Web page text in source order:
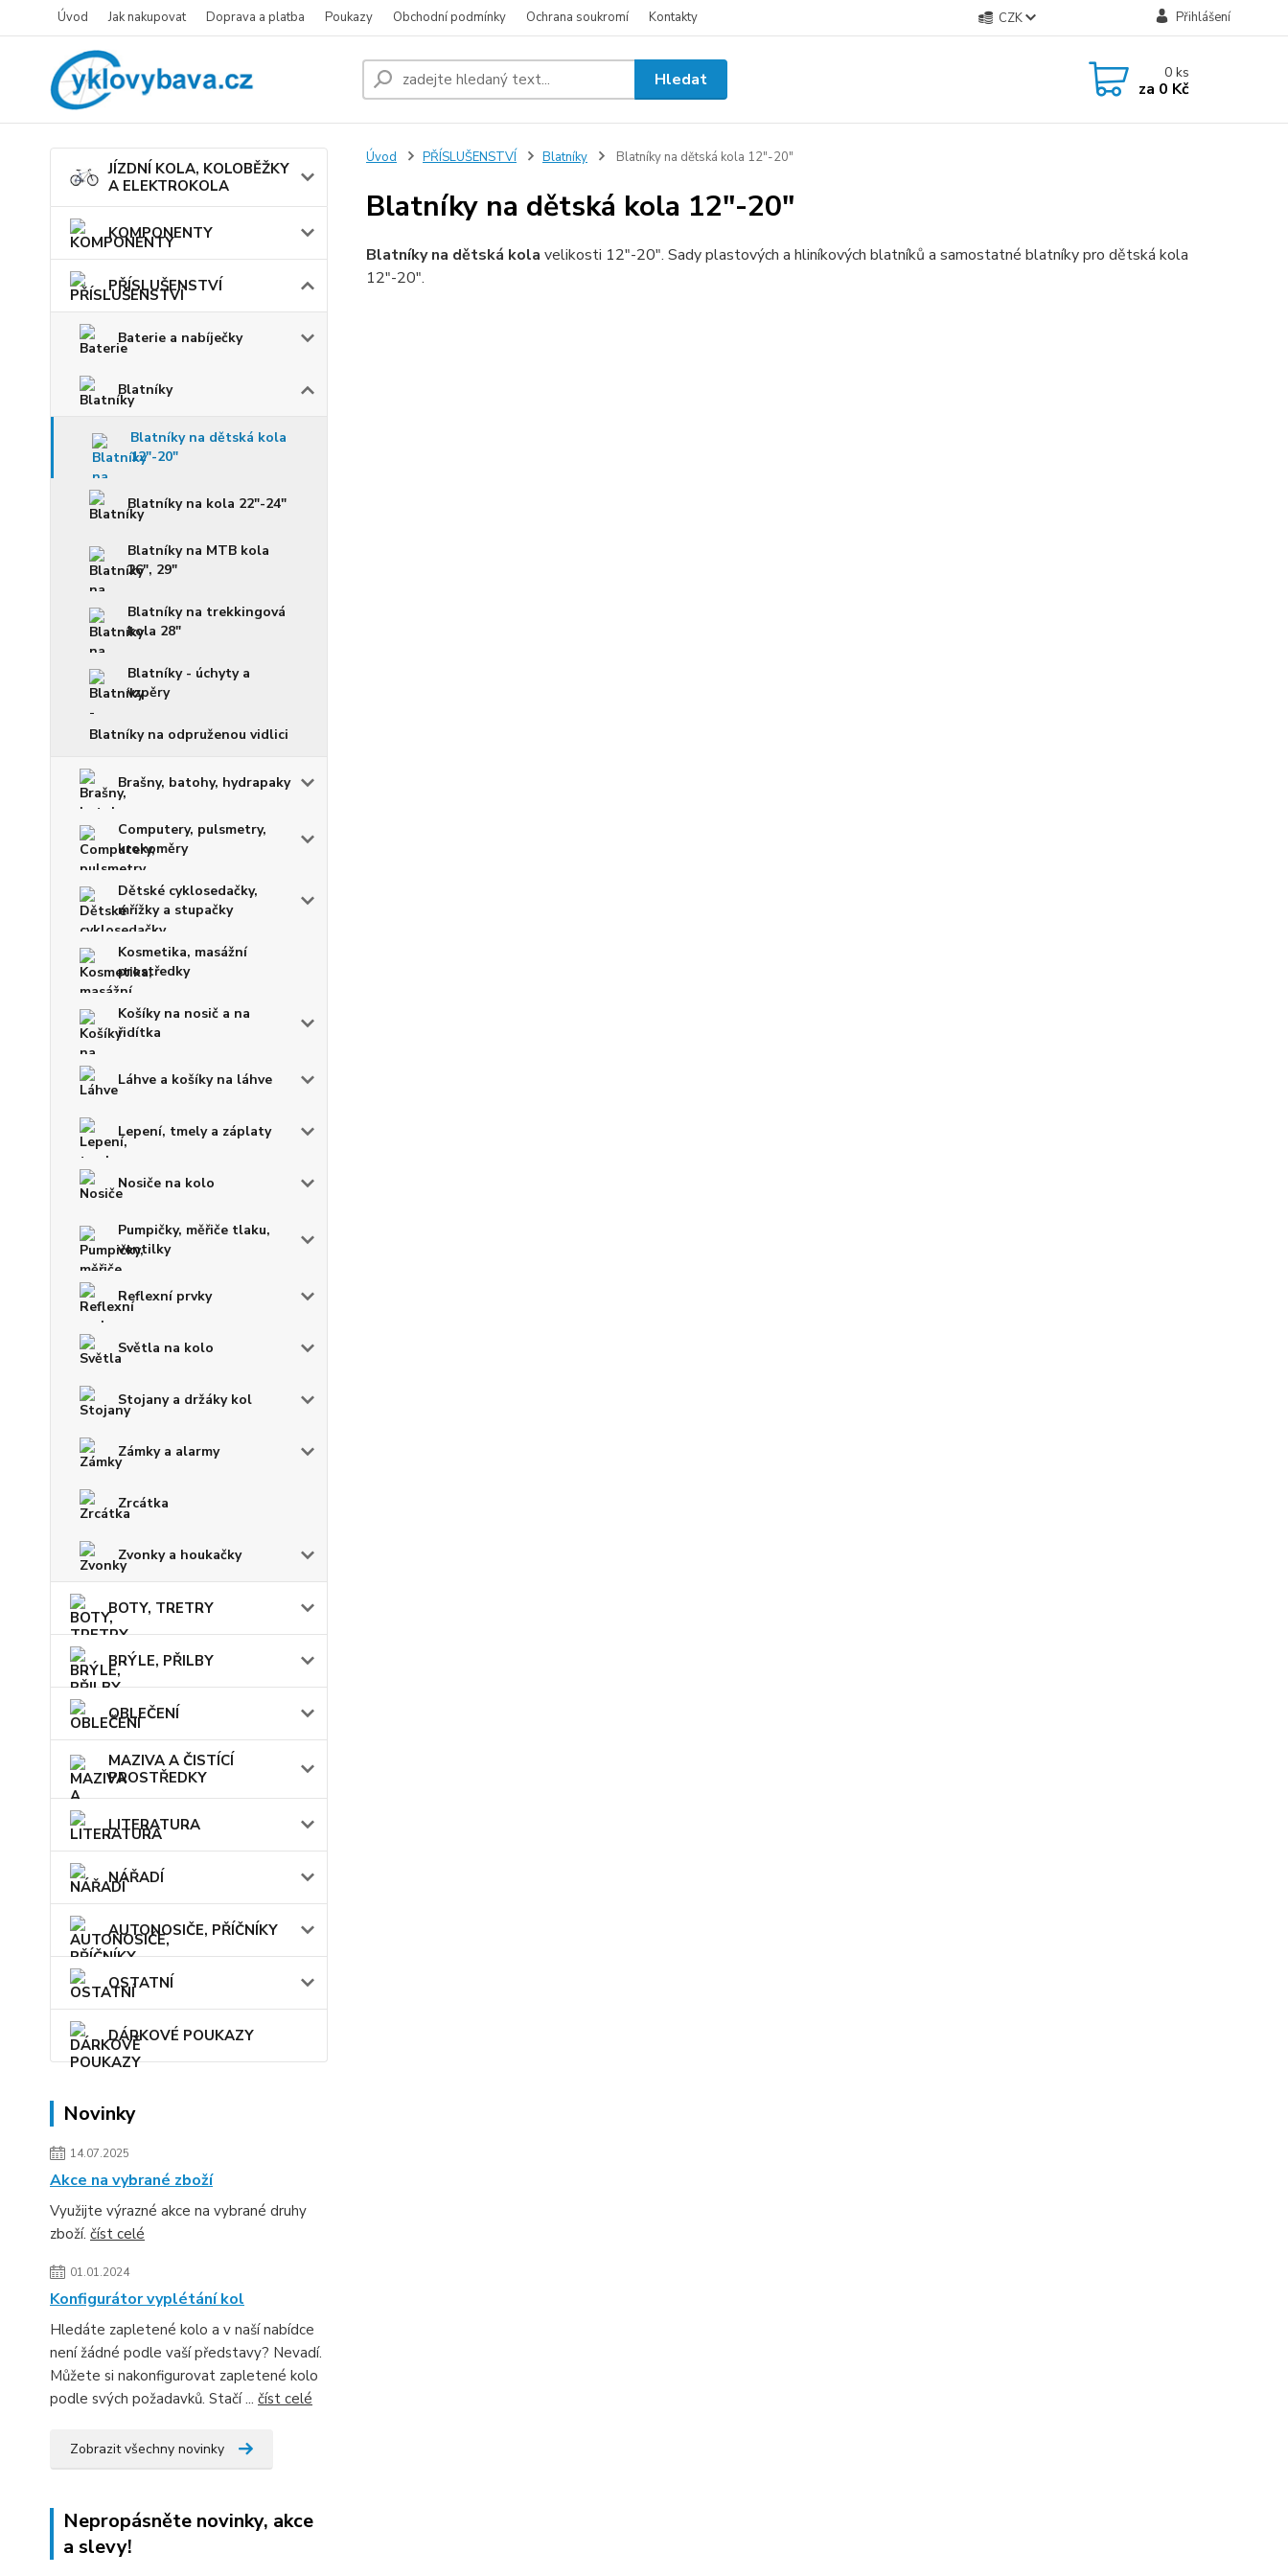
Úvod Jak nakupovat Doprava a platba Poukazy Obchodní podmínky Ochrana soukromí Kontakty CZK Přihlášení
Hledat 0ks
za 0 Kč
JÍZDNÍ KOLA, KOLOBĚŽKY
A ELEKTROKOLA
KOMPONENTY
PŘÍSLUŠENSTVÍ
Baterie a nabíječky
Blatníky
Blatníky na dětská kola
12"-20"
Blatníky na kola 22"-24"
Blatníky na MTB kola
26", 29"
Blatníky na trekkingová
kola 28"
Blatníky - úchyty a
vzpěry
Blatníky na odpruženou vidlici
Brašny, batohy, hydrapaky
Computery, pulsmetry,
krokoměry
Dětské cyklosedačky,
mřížky a stupačky
Kosmetika, masážní
prostředky
Košíky na nosič a na
řidítka
Láhve a košíky na láhve
Lepení, tmely a záplaty
Nosiče na kolo
Pumpičky, měřiče tlaku,
ventilky
Reflexní prvky
Světla na kolo
Stojany a držáky kol
Zámky a alarmy
Zrcátka
Zvonky a houkačky
BOTY, TRETRY
BRÝLE, PŘILBY
OBLEČENÍ
MAZIVA A ČISTÍCÍ
PROSTŘEDKY
LITERATURA
NÁŘADÍ
AUTONOSIČE, PŘÍČNÍKY
OSTATNÍ
DÁRKOVÉ POUKAZY
Novinky
14.07.2025
Akce na vybrané zboží
Využijte výrazné akce na vybrané druhy
zboží. číst celé
01.01.2024
Konfigurátor vyplétání kol
Hledáte zapletené kolo a v naší nabídce
není žádné podle vaší představy? Nevadí.
Můžete si nakonfigurovat zapletené kolo
podle svých požadavků. Stačí ... číst celé
Zobrazit všechny novinky
Nepropásněte novinky, akce
a slevy!
Úvod PŘÍSLUŠENSTVÍ Blatníky Blatníky na dětská kola 12"-20"
Blatníky na dětská kola 12"-20"
Blatníky na dětská kola velikosti 12"-20". Sady plastových a hliníkových blatníků a samostatné blatníky pro dětská kola
12"-20".